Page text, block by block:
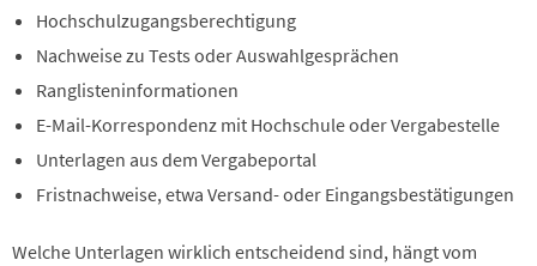
Hochschulzugangsberechtigung
Nachweise zu Tests oder Auswahlgesprächen
Ranglisteninformationen
E-Mail-Korrespondenz mit Hochschule oder Vergabestelle
Unterlagen aus dem Vergabeportal
Fristnachweise, etwa Versand- oder Eingangsbestätigungen
Welche Unterlagen wirklich entscheidend sind, hängt vom